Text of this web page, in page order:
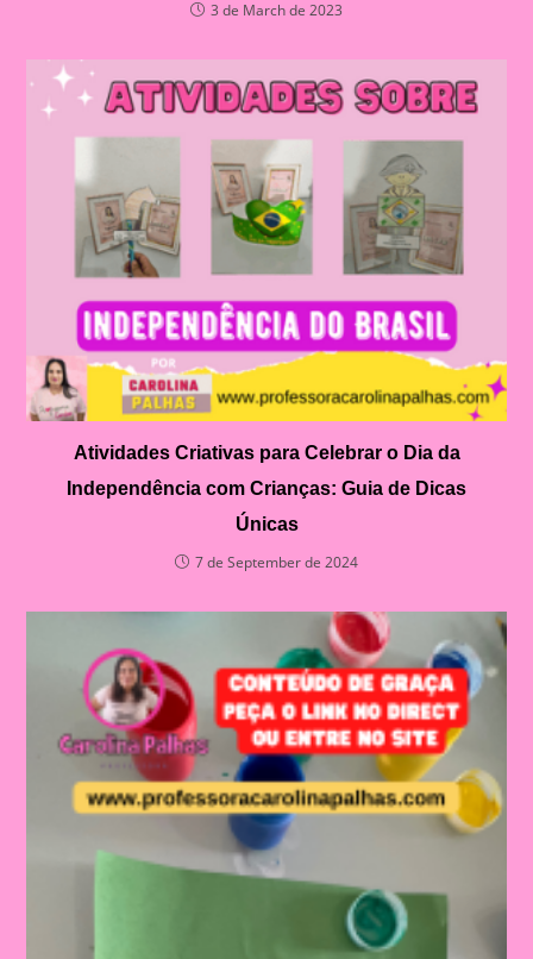
3 de March de 2023
Atividades Criativas para Celebrar o Dia da
Independência com Crianças: Guia de Dicas
Únicas
7 de September de 2024